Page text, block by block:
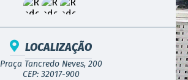
LOCALIZAÇÃO
Praça Tancredo Neves, 200
CEP: 32017-900